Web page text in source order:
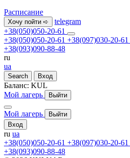
Расписание
Хочу пойти ➪
telegram
+38(050)050-20-61
+38(050)050-20-61 +38(097)030-20-61
+38(093)090-88-48
ru
ua
Search Вход
Баланс: KUL
Мой лагерь
Выйти
Мой лагерь
Выйти
Вход
ru ua
+38(050)050-20-61 +38(097)030-20-61
+38(093)090-88-48